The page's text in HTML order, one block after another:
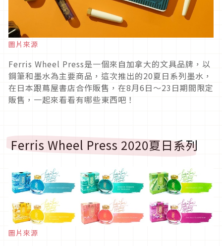
圖片來源
Ferris Wheel Press是一個來自加拿大的文具品牌，以
鋼筆和墨水為主要商品，這次推出的20夏日系列墨水，
在日本跟蔦屋書店合作販售，在8月6日～23日期間限定
販售，一起來看看有哪些東西吧！
Ferris Wheel Press 2020夏日系列
圖片來源